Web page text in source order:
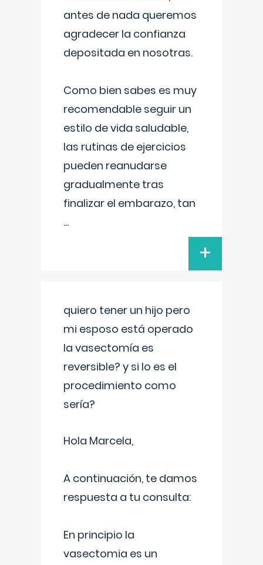
antes de nada queremos
agradecer la confianza
depositada en nosotras.
Como bien sabes es muy
recomendable seguir un
estilo de vida saludable,
las rutinas de ejercicios
pueden reanudarse
gradualmente tras
finalizar el embarazo, tan
...
+
quiero tener un hijo pero
mi esposo está operado
la vasectomía es
reversible? y si lo es el
procedimiento como
sería?
Hola Marcela,
A continuación, te damos
respuesta a tu consulta:
En principio la
vasectomia es un